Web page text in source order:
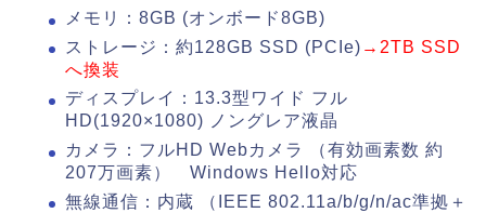
メモリ：8GB (オンボード8GB)
ストレージ：約128GB SSD (PCIe) →2TB SSD
へ換装
ディスプレイ：13.3型ワイド フル
HD(1920×1080) ノングレア液晶
カメラ：フルHD Webカメラ （有効画素数 約
207万画素） Windows Hello対応
無線通信：内蔵 （IEEE 802.11a/b/g/n/ac準拠＋